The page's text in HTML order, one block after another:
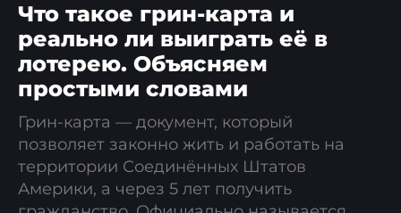
Что такое грин-карта и
реально ли выиграть её в
лотерею. Объясняем
простыми словами
Грин-карта — документ, который
позволяет законно жить и работать на
территории Соединённых Штатов
Америки, а через 5 лет получить